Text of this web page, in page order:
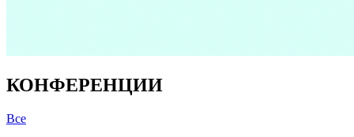
КОНФЕРЕНЦИИ
Все